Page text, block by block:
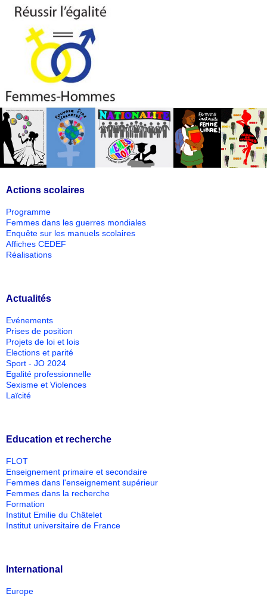
Actions scolaires
Programme
Femmes dans les guerres mondiales
Enquête sur les manuels scolaires
Affiches CEDEF
Réalisations
Actualités
Evénements
Prises de position
Projets de loi et lois
Elections et parité
Sport - JO 2024
Egalité professionnelle
Sexisme et Violences
Laïcité
Education et recherche
FLOT
Enseignement primaire et secondaire
Femmes dans l'enseignement supérieur
Femmes dans la recherche
Formation
Institut Emilie du Châtelet
Institut universitaire de France
International
Europe